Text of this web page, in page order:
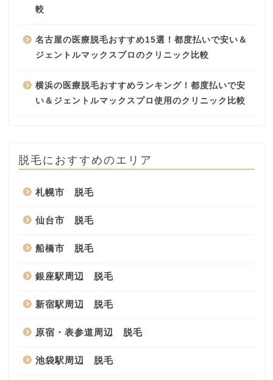
較
名古屋の医療脱毛おすすめ15選！都度払いで安い＆
ジェントルマックスプロのクリニック比較
横浜の医療脱毛おすすめランキング！都度払いで安
い＆ジェントルマックスプロ使用のクリニック比較
脱毛におすすめのエリア
札幌市 脱毛
仙台市 脱毛
船橋市 脱毛
銀座駅周辺 脱毛
新宿駅周辺 脱毛
原宿・表参道周辺 脱毛
池袋駅周辺 脱毛